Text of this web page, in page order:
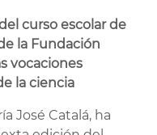
curso escolar de
la Fundación
vocaciones
la ciencia
José Catalá, ha